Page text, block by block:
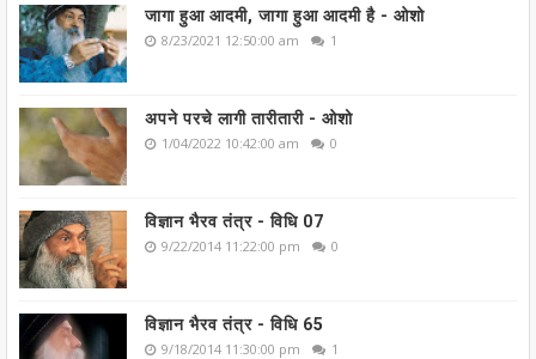
जागा हुआ आदमी, जागा हुआ आदमी है - ओशो
8/23/2021 12:50:00 am 1
अपने परचे लागी तारीतारी - ओशो
1/04/2022 10:42:00 am 0
विज्ञान भैरव तंत्र - विधि 07
9/22/2014 11:22:00 pm 0
विज्ञान भैरव तंत्र - विधि 65
9/18/2014 11:30:00 pm 1